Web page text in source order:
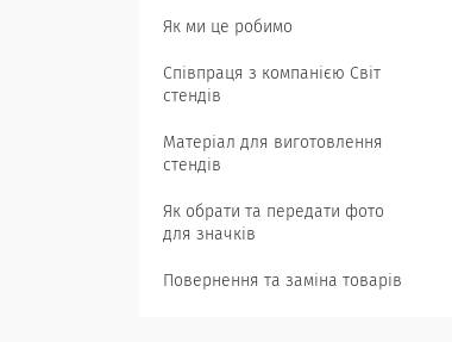
Як ми це робимо
Співпраця з компанією Світ
стендів
Матеріал для виготовлення
стендів
Як обрати та передати фото
для значків
Повернення та заміна товарів